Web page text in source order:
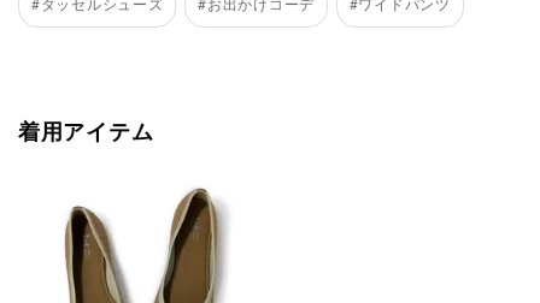
#タッセルシューズ #お出かけコーデ #ワイドパンツ
着用アイテム